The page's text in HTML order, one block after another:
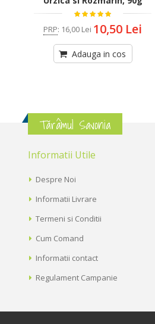
PRP: 16,00 Lei 10,50 Lei
Adauga in cos
Tărâmul Savonia
Informatii Utile
Despre Noi
Informatii Livrare
Termeni si Conditii
Cum Comand
Informatii contact
Regulament Campanie